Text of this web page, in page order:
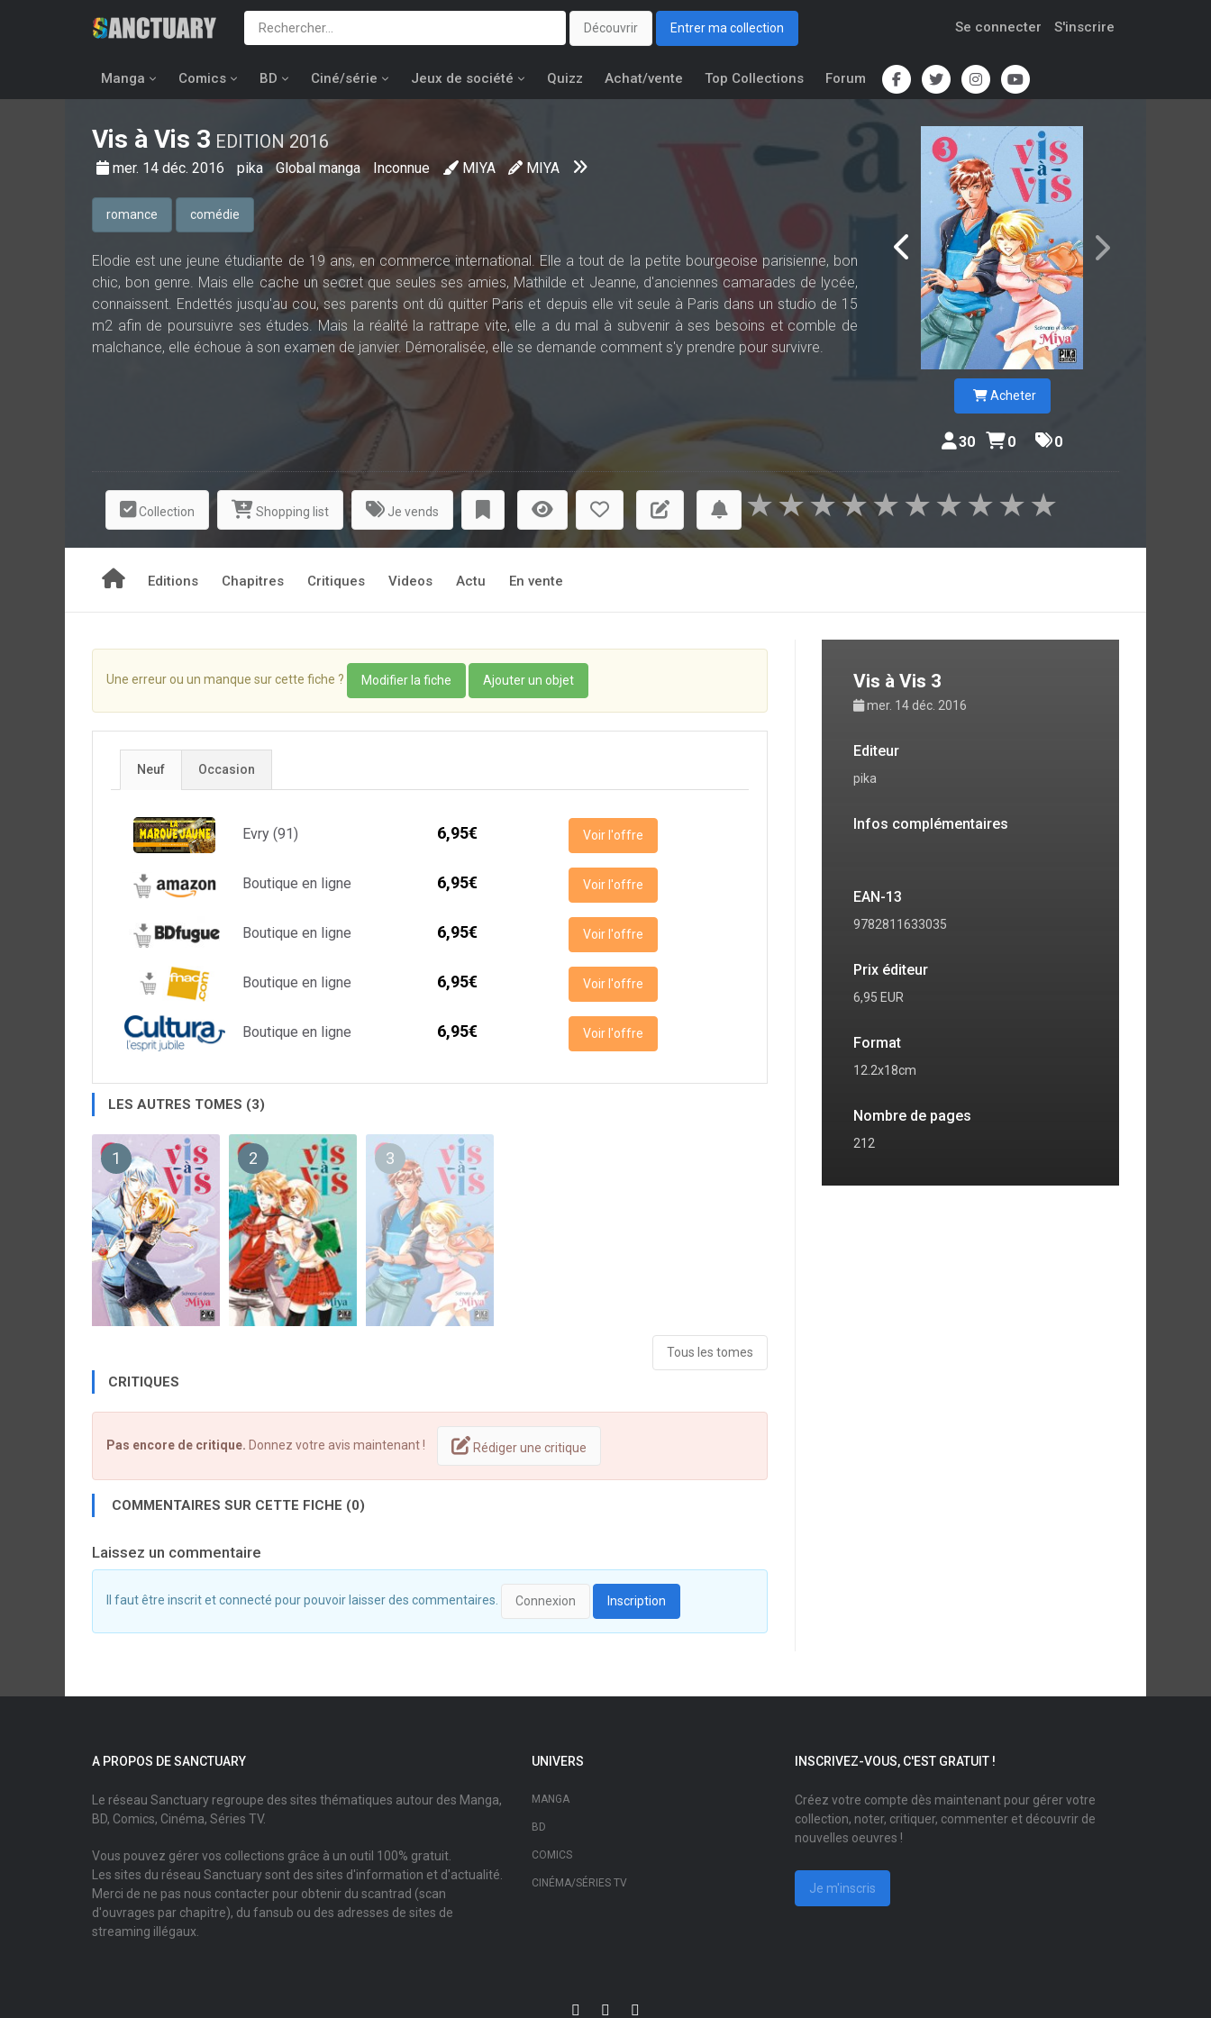
Découvrir Entrer ma collection Se connecter S'inscrire
Manga Comics BD Ciné/série Jeux de société Quizz Achat/vente Top Collections Forum
Vis à Vis 3 EDITION 2016
mer. 14 déc. 2016 pika Global manga Inconnue MIYA MIYA
romance comédie
Elodie est une jeune étudiante de 19 ans, en commerce international. Elle a tout de la petite bourgeoise parisienne, bon
chic, bon genre. Mais elle cache un secret que seules ses amies, Mathilde et Jeanne, d'anciennes camarades de lycée,
connaissent. Endettés jusqu'au cou, ses parents ont dû quitter Paris et depuis elle vit seule à Paris dans un studio de 15
m2 afin de poursuivre ses études. Mais la réalité la rattrape vite, elle a du mal à subvenir à ses besoins et comble de
malchance, elle échoue à son examen de janvier. Démoralisée, elle se demande comment s'y prendre pour survivre.
Acheter
30 0 0
Collection Shopping list Je vends ★
★
★
★
★
★
★
★
★
★
Editions Chapitres Critiques Videos Actu En vente
Une erreur ou un manque sur cette fiche ? Modifier la fiche Ajouter un objet
Neuf Occasion
Evry (91) 6,95€ Voir l'offre
Boutique en ligne 6,95€ Voir l'offre
Boutique en ligne 6,95€ Voir l'offre
Boutique en ligne 6,95€ Voir l'offre
Boutique en ligne 6,95€ Voir l'offre
LES AUTRES TOMES (3)
1 2 3
Tous les tomes
CRITIQUES
Pas encore de critique. Donnez votre avis maintenant ! Rédiger une critique
COMMENTAIRES SUR CETTE FICHE (0)
Laissez un commentaire
Il faut être inscrit et connecté pour pouvoir laisser des commentaires. Connexion Inscription
Vis à Vis 3
mer. 14 déc. 2016
Editeur
pika
Infos complémentaires
EAN-13
9782811633035
Prix éditeur
6,95 EUR
Format
12.2x18cm
Nombre de pages
212
A PROPOS DE SANCTUARY
Le réseau Sanctuary regroupe des sites thématiques autour des Manga,
BD, Comics, Cinéma, Séries TV.
Vous pouvez gérer vos collections grâce à un outil 100% gratuit.
Les sites du réseau Sanctuary sont des sites d'information et d'actualité.
Merci de ne pas nous contacter pour obtenir du scantrad (scan
d'ouvrages par chapitre), du fansub ou des adresses de sites de
streaming illégaux.
UNIVERS
MANGA
BD
COMICS
CINÉMA/SÉRIES TV
INSCRIVEZ-VOUS, C'EST GRATUIT !
Créez votre compte dès maintenant pour gérer votre
collection, noter, critiquer, commenter et découvrir de
nouvelles oeuvres !
Je m'inscris